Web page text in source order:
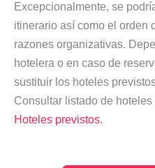
Excepcionalmente, se
itinerario así como el orden
razones organizativas.
hotelera o en caso de
sustituir los hoteles
Consultar listado de
Hoteles previstos.